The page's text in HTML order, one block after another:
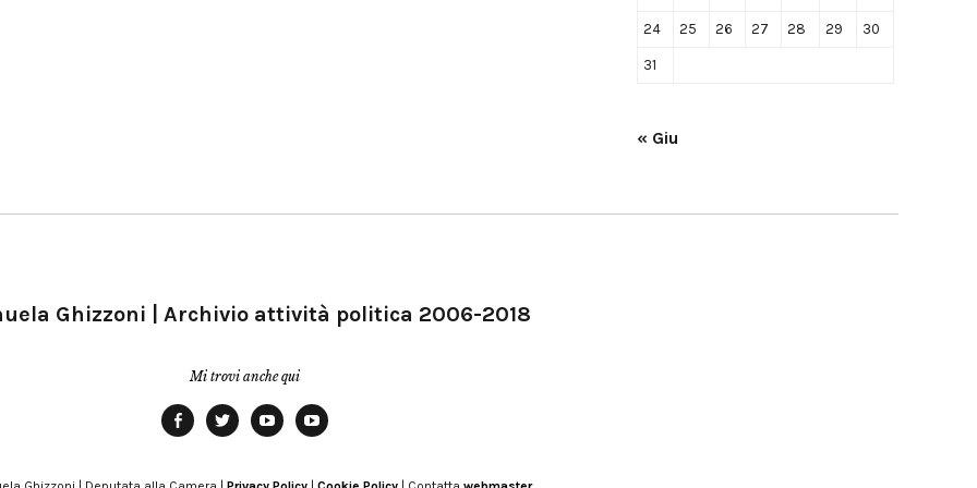
24 25 26 27 28 29 30
31
« Giu
Ghizzoni | Archivio attività politica 2006-2018
Mi trovi anche qui
Modena